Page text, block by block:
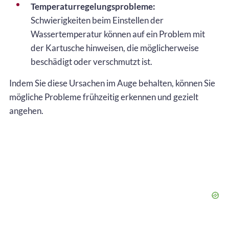
Temperaturregelungsprobleme:
Schwierigkeiten beim Einstellen der
Wassertemperatur können auf ein Problem mit
der Kartusche hinweisen, die möglicherweise
beschädigt oder verschmutzt ist.
Indem Sie diese Ursachen im Auge behalten, können Sie
mögliche Probleme frühzeitig erkennen und gezielt
angehen.